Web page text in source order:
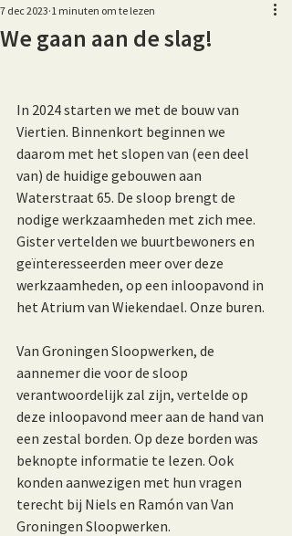
We gaan aan de slag!
7 dec 2023 1 minuten om te lezen
In 2024 starten we met de bouw van
Viertien. Binnenkort beginnen we
daarom met het slopen van (een deel
van) de huidige gebouwen aan
Waterstraat 65. De sloop brengt de
nodige werkzaamheden met zich mee.
Gister vertelden we buurtbewoners en
geïnteresseerden meer over deze
werkzaamheden, op een inloopavond in
het Atrium van Wiekendael. Onze buren.
Van Groningen Sloopwerken, de
aannemer die voor de sloop
verantwoordelijk zal zijn, vertelde op
deze inloopavond meer aan de hand van
een zestal borden. Op deze borden was
beknopte informatie te lezen. Ook
konden aanwezigen met hun vragen
terecht bij Niels en Ramón van Van
Groningen Sloopwerken.